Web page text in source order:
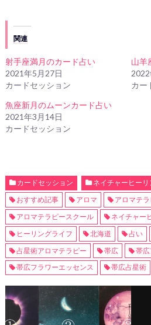
関連
射手座満月のカード占い
2021年5月27日
カードセッション
山羊
カー
魚座新月のムーンカード占い
2021年3月14日
カードセッション
カードセッション
ネイチャーヒー
おすすめ記事
アロマ
アロマテ
アロマテラピースクール
ネイチャー
ヒーリングライフ
北海道 占い
占星術アロマテラピー
帯広
帯
帯広フラワーエッセンス
帯広占星術